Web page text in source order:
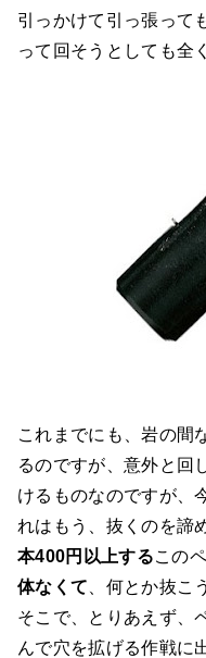
引っかけて引っ張って
って回そうとしても全
これまでにも、岩の間
るのですが、意外と回
けるものなのですが、
れはもう、抜くのを諦
本400円以上するこの
体なくて 、何とか抜こ
そこで、とりあえず、
んで穴を拡げる作戦に